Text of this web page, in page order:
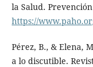
la Salud.
https://
Pérez, B., & Elena,
a lo discutible.